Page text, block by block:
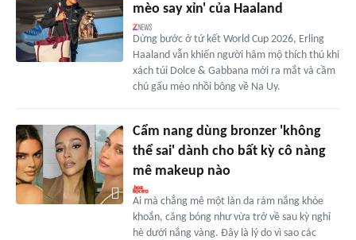
mèo say xỉn' của Haaland
Dừng bước ở tứ kết World Cup 2026, Erling
Haaland vẫn khiến người hâm mộ thích thú khi
xách túi Dolce & Gabbana mới ra mắt và cầm
chú gấu mèo nhồi bông về Na Uy.
Cẩm nang dùng bronzer 'không
thể sai' dành cho bất kỳ cô nàng
mê makeup nào
Ai mà chẳng mê một làn da rám nắng khỏe
khoắn, căng bóng như vừa trở về sau kỳ nghỉ
hè dưới nắng vàng. Đây là lý do vì sao các